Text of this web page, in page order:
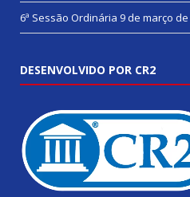
6ª Sessão Ordinária 9 de março de
DESENVOLVIDO POR CR2